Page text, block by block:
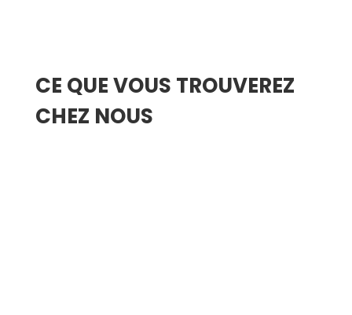
CE QUE VOUS TROUVEREZ
CHEZ NOUS